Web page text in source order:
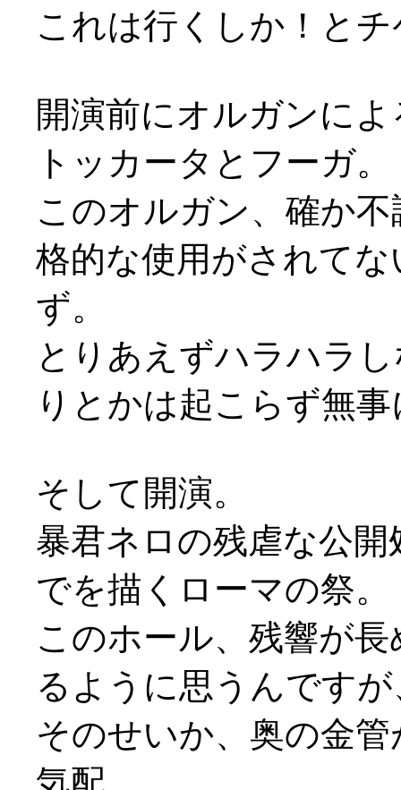
これは行くしか！と
開演前にオルガンに
トッカータとフーガ。
このオルガン、確か
格的な使用がされて
ず。
とりあえずハラハラ
りとかは起こらず無
そして開演。
暴君ネロの残虐な公
でを描くローマの祭。
このホール、残響が
るように思うんですが
そのせいか、奥の金